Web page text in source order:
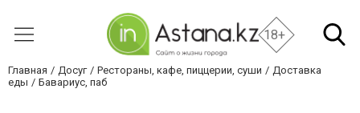
18+
Главная Досуг Рестораны, кафе, пиццерии, суши
Доставка
еды
Бавариус, паб